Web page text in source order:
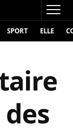
SPORT ELLE